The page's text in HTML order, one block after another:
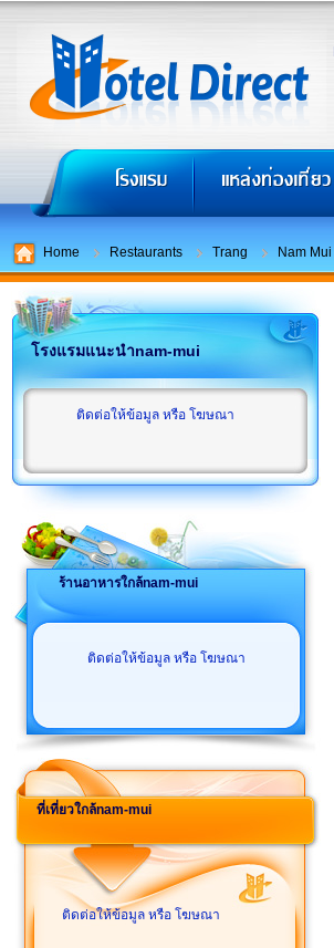
Home Restaurants Trang Nam Mui
โรงแรมแนะนำnam-mui
ติดต่อให้ข้อมูล หรือ โฆษณา
ร้านอาหารใกล้nam-mui
ติดต่อให้ข้อมูล หรือ โฆษณา
ที่เที่ยวใกล้nam-mui
ติดต่อให้ข้อมูล หรือ โฆษณา